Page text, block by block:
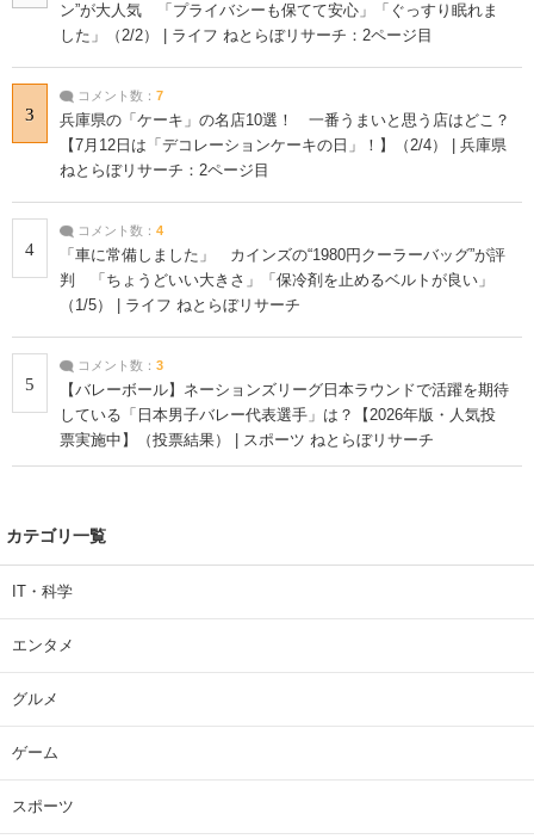
ン”が大人気 「プライバシーも保てて安心」「ぐっすり眠れま
した」（2/2） | ライフ ねとらぼリサーチ：2ページ目
3
コメント数： 7
兵庫県の「ケーキ」の名店10選！ 一番うまいと思う店はどこ？
【7月12日は「デコレーションケーキの日」！】（2/4） | 兵庫県
ねとらぼリサーチ：2ページ目
4
コメント数： 4
「車に常備しました」 カインズの“1980円クーラーバッグ”が評
判 「ちょうどいい大きさ」「保冷剤を止めるベルトが良い」
（1/5） | ライフ ねとらぼリサーチ
5
コメント数： 3
【バレーボール】ネーションズリーグ日本ラウンドで活躍を期待
している「日本男子バレー代表選手」は？【2026年版・人気投
票実施中】（投票結果） | スポーツ ねとらぼリサーチ
カテゴリ一覧
IT・科学
エンタメ
グルメ
ゲーム
スポーツ